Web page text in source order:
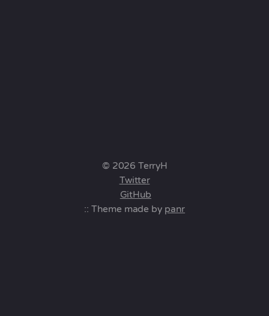
© 2026 TerryH
Twitter
GitHub
:: Theme made by panr